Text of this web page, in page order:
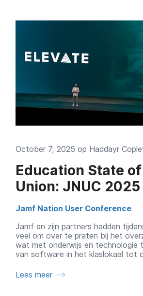
October 7, 2025 op Haddayr
Education State
Union: JNUC 2025
Jamf Nation User Conference
Jamf en zijn partners hadden
veel om over te praten bij het
wat met onderwijs en technologie
van software in het klaslokaal tot
Lees meer